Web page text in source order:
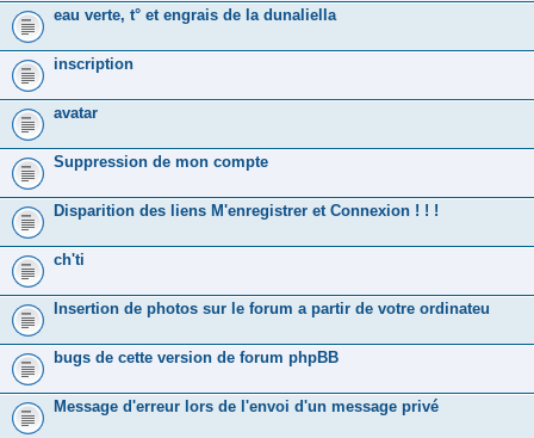
eau verte, t° et engrais de la dunaliella
inscription
avatar
Suppression de mon compte
Disparition des liens M'enregistrer et Connexion ! ! !
ch'ti
Insertion de photos sur le forum a partir de votre ordinateu
bugs de cette version de forum phpBB
Message d'erreur lors de l'envoi d'un message privé